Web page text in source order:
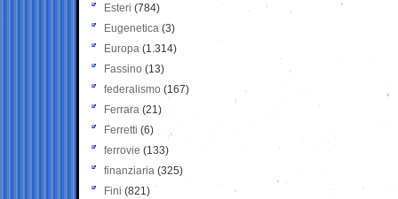
Esteri (784)
Eugenetica (3)
Europa (1.314)
Fassino (13)
federalismo (167)
Ferrara (21)
Ferretti (6)
ferrovie (133)
finanziaria (325)
Fini (821)